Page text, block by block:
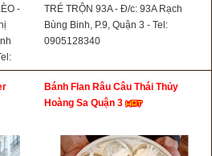
-
TRÉ TRỘN 93A - Đ/c: 93A Rạch
Bùng Binh, P.9, Quận 3 - Tel:
0905128340
Bánh Flan Râu Câu Thái Thủy
Hoàng Sa Quận 3